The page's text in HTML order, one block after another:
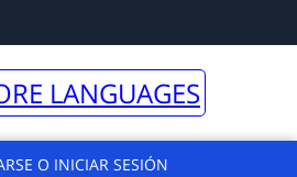
O INICIAR SESIÓN
LANGUAGES